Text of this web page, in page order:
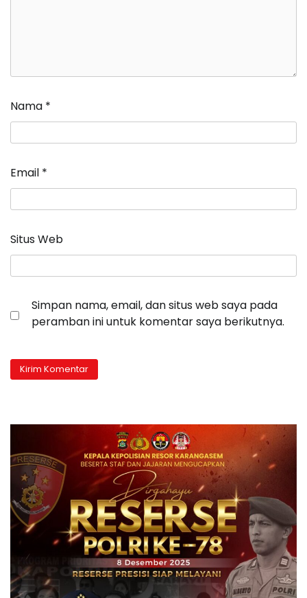
Nama *
Email *
Situs Web
Simpan nama, email, dan situs web saya pada
peramban ini untuk komentar saya berikutnya.